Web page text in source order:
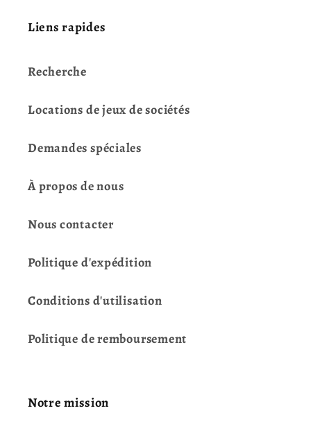
Liens rapides
Recherche
Locations de jeux de sociétés
Demandes spéciales
À propos de nous
Nous contacter
Politique d'expédition
Conditions d'utilisation
Politique de remboursement
Notre mission